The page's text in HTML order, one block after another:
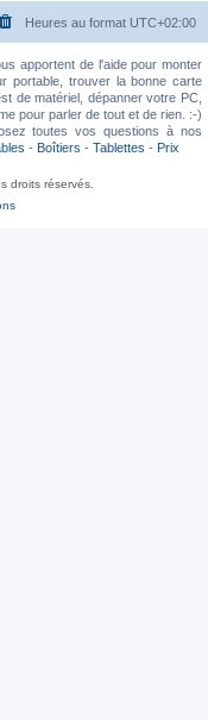
Heures au format UTC+02:00
apportent de l'aide pour monter
portable, trouver la bonne carte
de matériel, dépanner votre PC,
pour parler de tout et de rien. :-)
toutes vos questions à nos
- Boîtiers - Tablettes - Prix
droits réservés.